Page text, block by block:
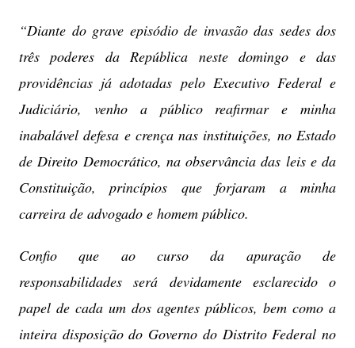
“Diante do grave episódio de invasão das sedes dos
três poderes da República neste domingo e das
providências já adotadas pelo Executivo Federal e
Judiciário, venho a público reafirmar e minha
inabalável defesa e crença nas instituições, no Estado
de Direito Democrático, na observância das leis e da
Constituição, princípios que forjaram a minha
carreira de advogado e homem público.
Confio que ao curso da apuração de
responsabilidades será devidamente esclarecido o
papel de cada um dos agentes públicos, bem como a
inteira disposição do Governo do Distrito Federal no